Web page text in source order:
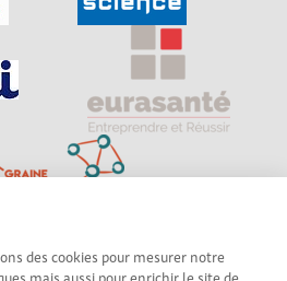
des cookies pour mesurer notre
en contact : Echosciences